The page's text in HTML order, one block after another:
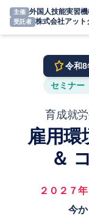
主催 外国人技能実習機
受託者 株式会社アット
令和
セミナー
育成就
雇用環
＆
２０２７
今